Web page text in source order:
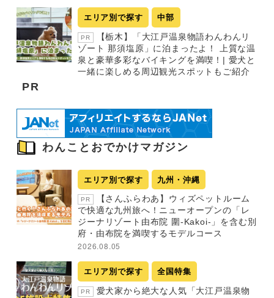
エリア別で探す 中部
PR
【栃木】「大江戸温泉物語わんわんリ
ゾート 那須塩原」に泊まったよ！ 上質な温
泉と豪華多彩なバイキングを満喫！| 愛犬と
一緒に楽しめる周辺観光スポットもご紹介
PR
わんことおでかけマガジン
エリア別で探す 九州・沖縄
PR
【さんふらわあ】ウィズペットルーム
で快適な九州旅へ！ニューオープンの「レ
ジーナリゾート由布院 圍-Kakoi-」を含む別
府・由布院を満喫するモデルコース
2026.08.05
エリア別で探す 全国特集
PR
愛犬家から絶大な人気「大江戸温泉物